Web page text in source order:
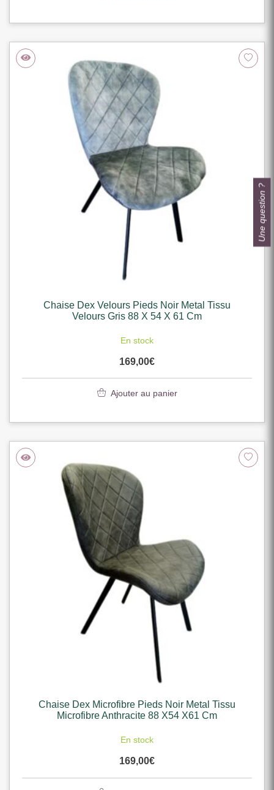
Chaise Dex Velours Pieds Noir Metal Tissu
Velours Gris 88 X 54 X 61 Cm
En stock
169,00€
Ajouter au panier
Chaise Dex Microfibre Pieds Noir Metal Tissu
Microfibre Anthracite 88 X54 X61 Cm
En stock
169,00€
Une question ?